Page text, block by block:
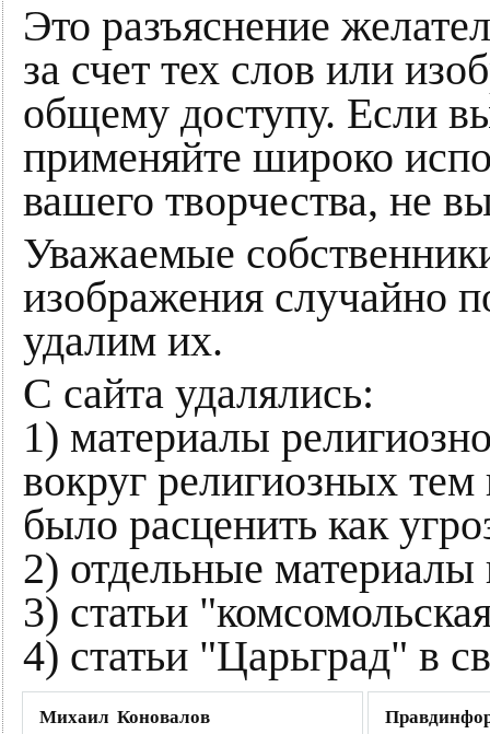
Это разъяснение
за счет тех слов или
общему доступу. Если
применяйте широко
вашего творчества, не
Уважаемые
изображения случайно
удалим их.
С сайта удалялись:
1) материалы
вокруг религиозных
было расценить как
2) отдельные материалы
3) статьи
4) статьи "Царьград" в
Михаил Коновалов